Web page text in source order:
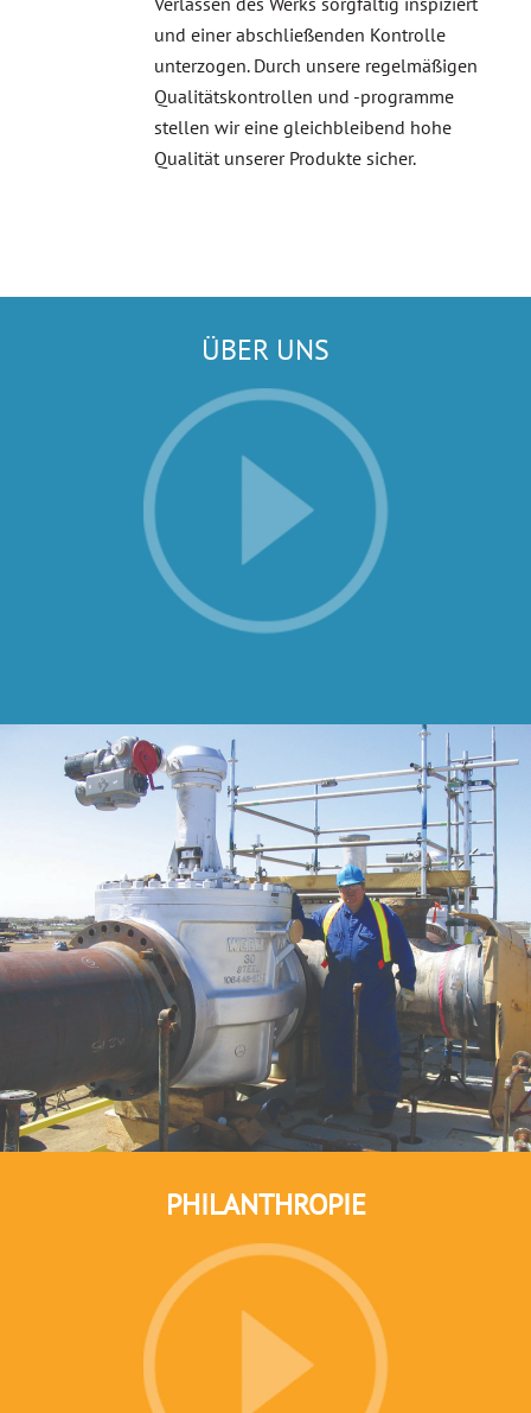
und einer abschließenden Kontrolle
unterzogen. Durch unsere regelmäßigen
Qualitätskontrollen und -programme
stellen wir eine gleichbleibend hohe
Qualität unserer Produkte sicher.
ÜBER UNS
PHILANTHROPIE